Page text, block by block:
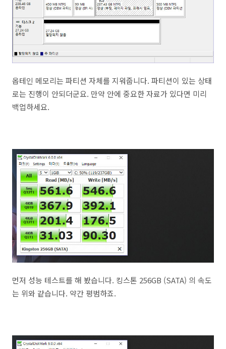
옵테인 메모리는 파티션 자체를 지워줍니다. 파티션이 있는 상태
로는 진행이 안되더군요. 만약 안에 중요한 자료가 있다면 미리
백업하세요.
먼저 성능 테스트를 해 봤습니다. 킹스톤 256GB (SATA) 의 속도
는 위와 같습니다. 약간 평범하죠.